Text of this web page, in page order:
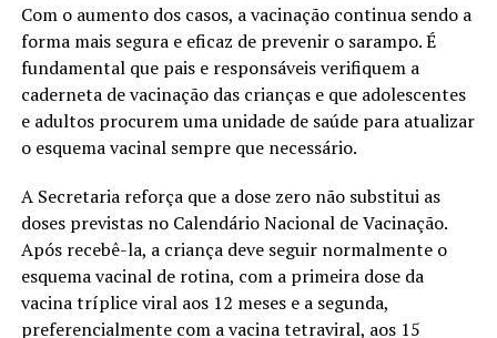
Com o aumento dos casos, a vacinação continua sendo a
forma mais segura e eficaz de prevenir o sarampo. É
fundamental que pais e responsáveis verifiquem a
caderneta de vacinação das crianças e que adolescentes
e adultos procurem uma unidade de saúde para atualizar
o esquema vacinal sempre que necessário.
A Secretaria reforça que a dose zero não substitui as
doses previstas no Calendário Nacional de Vacinação.
Após recebê-la, a criança deve seguir normalmente o
esquema vacinal de rotina, com a primeira dose da
vacina tríplice viral aos 12 meses e a segunda,
preferencialmente com a vacina tetraviral, aos 15